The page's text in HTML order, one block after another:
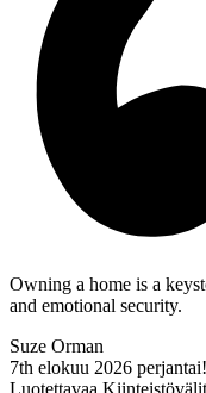
Owning a home is a
and emotional security.
Suze Orman
7th elokuu 2026 perjantai!